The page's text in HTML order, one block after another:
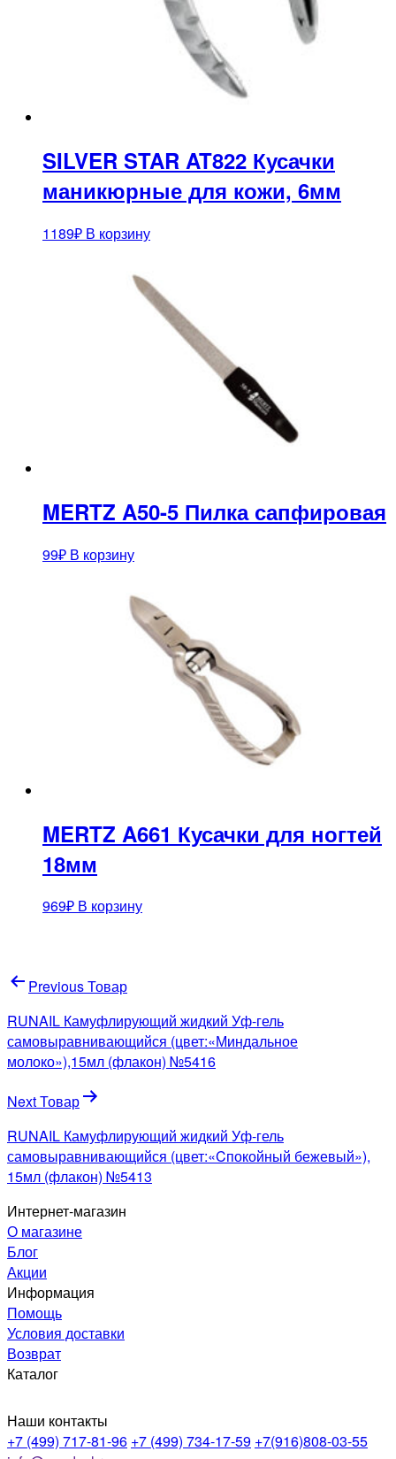
SILVER STAR AT822 Кусачки
маникюрные для кожи, 6мм
1189₽ В корзину
MERTZ A50-5 Пилка сапфировая
99₽ В корзину
MERTZ A661 Кусачки для ногтей
18мм
969₽ В корзину
Навигация
по
записям
Previous Товар
RUNAIL Камуфлирующий жидкий Уф-гель
самовыравнивающийся (цвет:«Миндальное
молоко»),15мл (флакон) №5416
Next Товар
RUNAIL Камуфлирующий жидкий Уф-гель
самовыравнивающийся (цвет:«Cпокойный бежевый»),
15мл (флакон) №5413
Интернет-магазин
О магазине
Блог
Акции
Информация
Помощь
Условия доставки
Возврат
Каталог
Наши контакты
+7 (499) 717-81-96 +7 (499) 734-17-59 +7(916)808-03-55